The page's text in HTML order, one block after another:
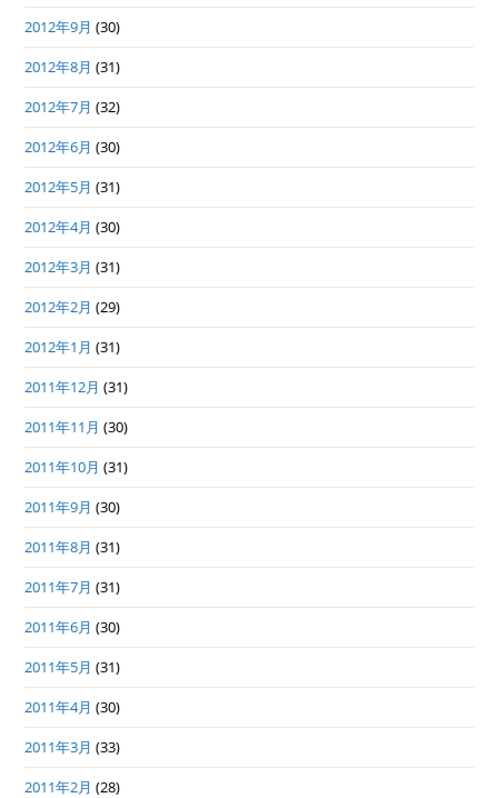
2012年9月 (30)
2012年8月 (31)
2012年7月 (32)
2012年6月 (30)
2012年5月 (31)
2012年4月 (30)
2012年3月 (31)
2012年2月 (29)
2012年1月 (31)
2011年12月 (31)
2011年11月 (30)
2011年10月 (31)
2011年9月 (30)
2011年8月 (31)
2011年7月 (31)
2011年6月 (30)
2011年5月 (31)
2011年4月 (30)
2011年3月 (33)
2011年2月 (28)